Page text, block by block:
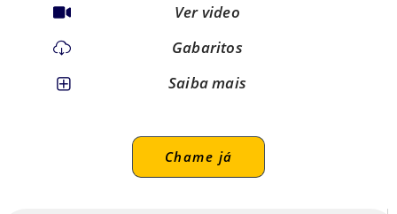
Ver video
Gabaritos
Saiba mais
Chame já